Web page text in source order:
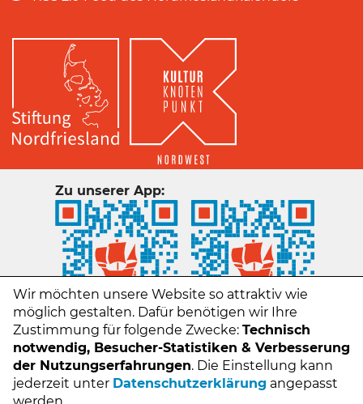
Kontakt
Zu unserer App:
Wir möchten unsere Website so attraktiv wie
möglich gestalten. Dafür benötigen wir Ihre
Zustimmung für folgende Zwecke: Technisch
notwendig, Besucher-Statistiken & Verbesserung
der Nutzungserfahrungen. Die Einstellung kann
jederzeit unter Datenschutzerklärung angepasst